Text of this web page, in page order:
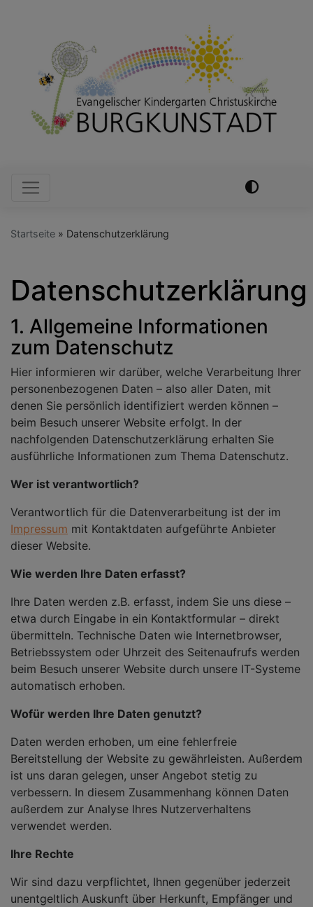
Hauptnavigation
Startseite Datenschutzerklärung
Datenschutzerklärung
1. Allgemeine Informationen
zum Datenschutz
Hier informieren wir darüber, welche Verarbeitung Ihrer
personenbezogenen Daten – also aller Daten, mit
denen Sie persönlich identifiziert werden können –
beim Besuch unserer Website erfolgt. In der
nachfolgenden Datenschutzerklärung erhalten Sie
ausführliche Informationen zum Thema Datenschutz.
Wer ist verantwortlich?
Verantwortlich für die Datenverarbeitung ist der im
Impressum mit Kontaktdaten aufgeführte Anbieter
dieser Website.
Wie werden Ihre Daten erfasst?
Ihre Daten werden z.B. erfasst, indem Sie uns diese –
etwa durch Eingabe in ein Kontaktformular – direkt
übermitteln. Technische Daten wie Internetbrowser,
Betriebssystem oder Uhrzeit des Seitenaufrufs werden
beim Besuch unserer Website durch unsere IT-Systeme
automatisch erhoben.
Wofür werden Ihre Daten genutzt?
Daten werden erhoben, um eine fehlerfreie
Bereitstellung der Website zu gewährleisten. Außerdem
ist uns daran gelegen, unser Angebot stetig zu
verbessern. In diesem Zusammenhang können Daten
außerdem zur Analyse Ihres Nutzerverhaltens
verwendet werden.
Ihre Rechte
Wir sind dazu verpflichtet, Ihnen gegenüber jederzeit
unentgeltlich Auskunft über Herkunft, Empfänger und